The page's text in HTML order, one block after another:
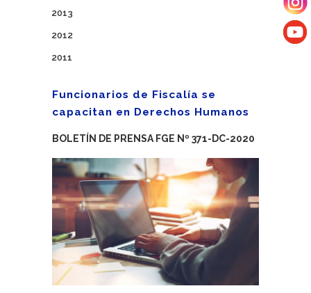
2013
2012
2011
Funcionarios de Fiscalía se
capacitan en Derechos Humanos
BOLETÍN DE PRENSA FGE Nº 371-DC-2020